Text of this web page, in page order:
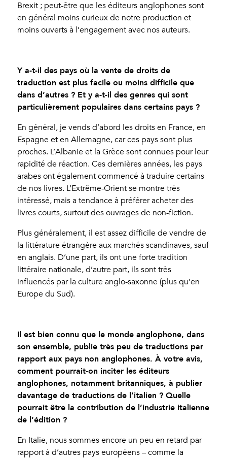
Brexit ; peut-être que les éditeurs anglophones sont
en général moins curieux de notre production et
moins ouverts à l’engagement avec nos auteurs.
Y a-t-il des pays où la vente de droits de
traduction est plus facile ou moins difficile que
dans d’autres ? Et y a-t-il des genres qui sont
particulièrement populaires dans certains pays ?
En général, je vends d’abord les droits en France, en
Espagne et en Allemagne, car ces pays sont plus
proches. L’Albanie et la Grèce sont connues pour leur
rapidité de réaction. Ces dernières années, les pays
arabes ont également commencé à traduire certains
de nos livres. L’Extrême-Orient se montre très
intéressé, mais a tendance à préférer acheter des
livres courts, surtout des ouvrages de non-fiction.
Plus généralement, il est assez difficile de vendre de
la littérature étrangère aux marchés scandinaves, sauf
en anglais. D’une part, ils ont une forte tradition
littéraire nationale, d’autre part, ils sont très
influencés par la culture anglo-saxonne (plus qu’en
Europe du Sud).
Il est bien connu que le monde anglophone, dans
son ensemble, publie très peu de traductions par
rapport aux pays non anglophones. À votre avis,
comment pourrait-on inciter les éditeurs
anglophones, notamment britanniques, à publier
davantage de traductions de l’italien ? Quelle
pourrait être la contribution de l’industrie italienne
de l’édition ?
En Italie, nous sommes encore un peu en retard par
rapport à d’autres pays européens – comme la